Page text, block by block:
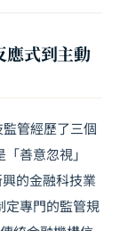
應式到主動
管經歷了三個
善意忽視」
的金融科技業
定專門的監管規